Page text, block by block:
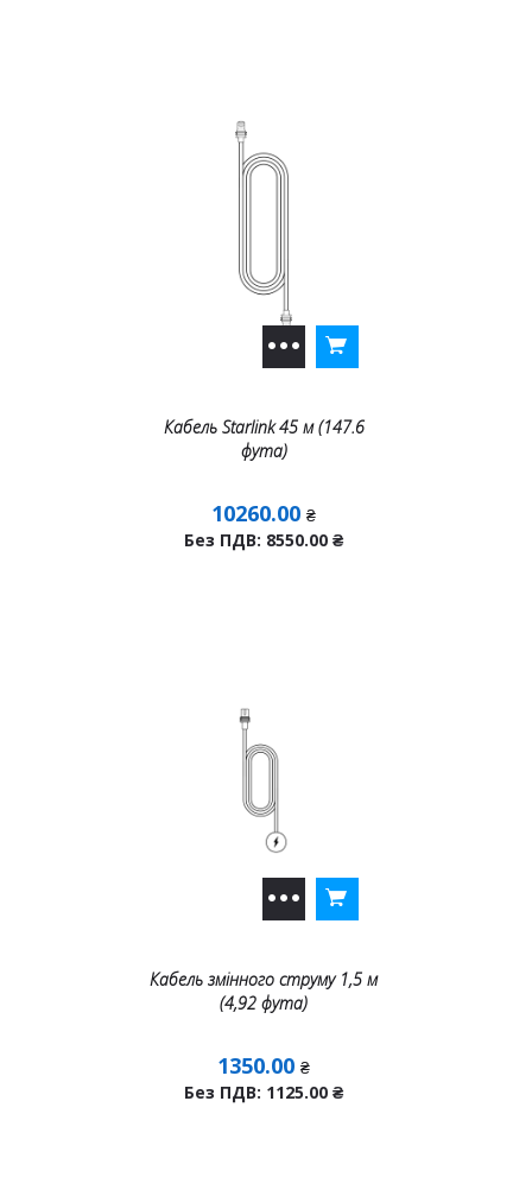
Кабель Starlink 45 м (147.6
фута)
10260.00 ₴
Без ПДВ: 8550.00 ₴
Кабель змінного струму 1,5 м
(4,92 фута)
1350.00 ₴
Без ПДВ: 1125.00 ₴